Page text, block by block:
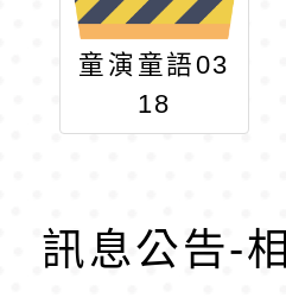
童演童語03
18
訊息公告-